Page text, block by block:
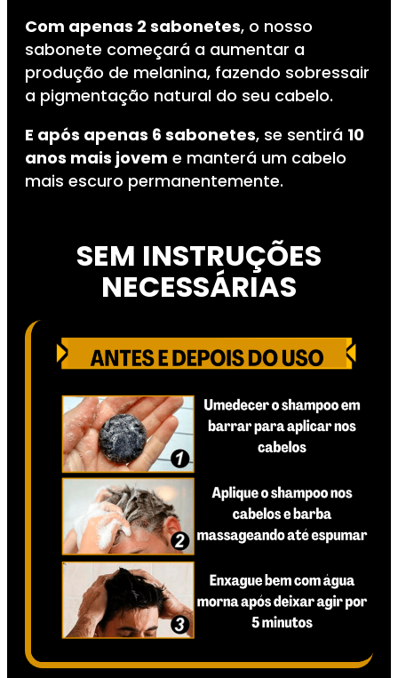
Com apenas 2 sabonetes, o nosso
sabonete começará a aumentar a
produção de melanina, fazendo sobressair
a pigmentação natural do seu cabelo.
E após apenas 6 sabonetes, se sentirá 10
anos mais jovem e manterá um cabelo
mais escuro permanentemente.
SEM INSTRUÇÕES
NECESSÁRIAS